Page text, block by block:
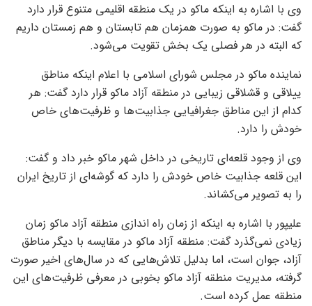
وی با اشاره به اینکه ماکو در یک منطقه اقلیمی متنوع قرار دارد
گفت: در ماکو به صورت همزمان هم تابستان و هم زمستان داریم
که البته در هر فصلی یک بخش تقویت می‌شود.
نماینده ماکو در مجلس شورای اسلامی با اعلام اینکه مناطق
ییلاقی و قشلاقی زیبایی در منطقه آزاد ماکو قرار دارد گفت: هر
کدام از این مناطق جغرافیایی جذابیت‌ها و ظرفیت‌های خاص
خودش را دارد.
وی از وجود قلعه‌ای تاریخی در داخل شهر ماکو خبر داد و گفت:
این قلعه جذابیت خاص خودش را دارد که گوشه‌ای از تاریخ ایران
را به تصویر می‌کشاند.
علیپور با اشاره به اینکه از زمان راه اندازی منطقه آزاد ماکو زمان
زیادی نمی‌گذرد گفت: منطقه آزاد ماکو در مقایسه با دیگر مناطق
آزاد، جوان است، اما بدلیل تلاش‌هایی که در سال‌های اخیر صورت
گرفته، مدیریت منطقه آزاد ماکو بخوبی در معرفی ظرفیت‌های این
منطقه عمل کرده است.